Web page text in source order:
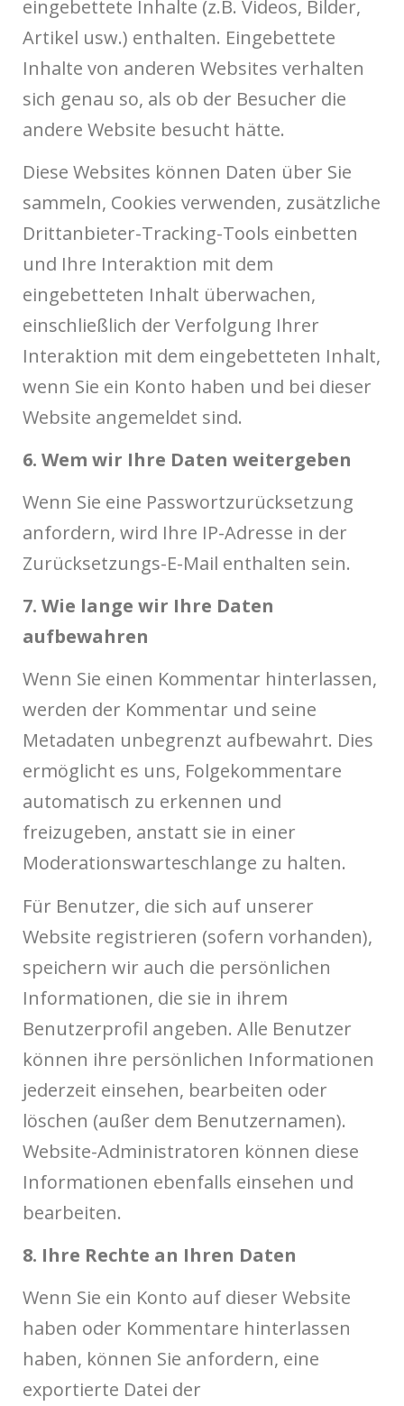
eingebettete Inhalte (z.B. Videos, Bilder,
Artikel usw.) enthalten. Eingebettete
Inhalte von anderen Websites verhalten
sich genau so, als ob der Besucher die
andere Website besucht hätte.
Diese Websites können Daten über Sie
sammeln, Cookies verwenden, zusätzliche
Drittanbieter-Tracking-Tools einbetten
und Ihre Interaktion mit dem
eingebetteten Inhalt überwachen,
einschließlich der Verfolgung Ihrer
Interaktion mit dem eingebetteten Inhalt,
wenn Sie ein Konto haben und bei dieser
Website angemeldet sind.
6. Wem wir Ihre Daten weitergeben
Wenn Sie eine Passwortzurücksetzung
anfordern, wird Ihre IP-Adresse in der
Zurücksetzungs-E-Mail enthalten sein.
7. Wie lange wir Ihre Daten
aufbewahren
Wenn Sie einen Kommentar hinterlassen,
werden der Kommentar und seine
Metadaten unbegrenzt aufbewahrt. Dies
ermöglicht es uns, Folgekommentare
automatisch zu erkennen und
freizugeben, anstatt sie in einer
Moderationswarteschlange zu halten.
Für Benutzer, die sich auf unserer
Website registrieren (sofern vorhanden),
speichern wir auch die persönlichen
Informationen, die sie in ihrem
Benutzerprofil angeben. Alle Benutzer
können ihre persönlichen Informationen
jederzeit einsehen, bearbeiten oder
löschen (außer dem Benutzernamen).
Website-Administratoren können diese
Informationen ebenfalls einsehen und
bearbeiten.
8. Ihre Rechte an Ihren Daten
Wenn Sie ein Konto auf dieser Website
haben oder Kommentare hinterlassen
haben, können Sie anfordern, eine
exportierte Datei der